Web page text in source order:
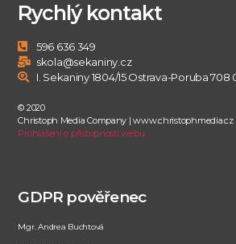
Rychlý kontakt
596 636 349
skola@sekaniny.cz
I. Sekaniny 1804/15 Ostrava-Poruba 708
© 2020
Christoph Media Company | www.christophmedia.cz
Prohlášení o přístupnosti webu
GDPR pověřenec
Mgr. Andrea Buchtová